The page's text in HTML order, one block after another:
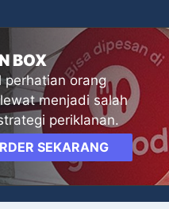
BOX
perhatian orang
menjadi salah
periklanan.
SEKARANG